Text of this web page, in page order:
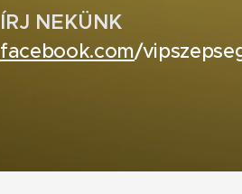
ÍRJ NEKÜNK
facebook.com/